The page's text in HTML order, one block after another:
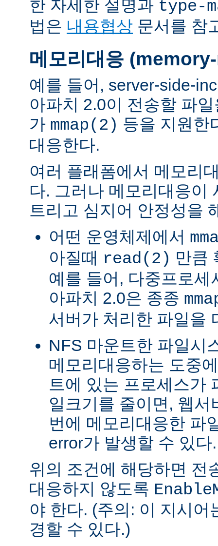
한 자세한 설명과 type-
법은 내용협상 문서를 참
메모리대응
예를 들어, server-side-
아파치 2.0이 전송할 파
가 mmap(2) 등을 지원한
대응한다.
여러 플래폼에서 메모리
다. 그러나 메모리대응이
트리고 심지어 안정성을
어떤 운영체제에서
아질때 read(2) 만큼
예를 들어, 다중프로
아파치 2.0은 종종
서버가 처리한 파일을
NFS 마운트한 파일시
메모리대응하는 도중
트에 있는 프로세스가
일크기를 줄이면, 웹
번에 메모리대응한 파
error가 발생할 수 있다.
위의 조건에 해당하면 전
대응하지 않도록
야 한다. (주의: 이 지시어
경할 수 있다.)